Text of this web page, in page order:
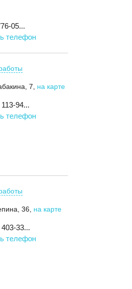
05...
телефон
7 на карте
94...
телефон
36 на карте
33...
телефон